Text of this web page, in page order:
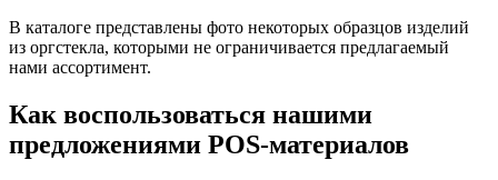
В каталоге представлены фото некоторых образцов изделий
из оргстекла, которыми не ограничивается предлагаемый
нами ассортимент.
Как воспользоваться нашими
предложениями POS-материалов